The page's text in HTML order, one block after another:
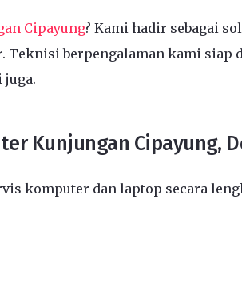
Cipayung? Kami hadir sebagai
berpengalaman kami siap
juga.
Kunjungan Cipayung,
komputer dan laptop secara